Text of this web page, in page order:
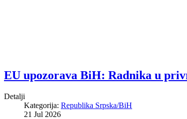
EU upozorava BiH: Radnika u
Detalji
Kategorija: Republika Srpska/BiH
21 Jul 2026